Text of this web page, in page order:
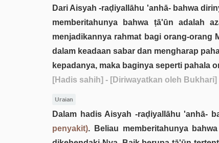
Dari Aisyah -raḍiyallāhu 'anhā- bahwa
memberitahunya bahwa ṭā'ūn adalah
menjadikannya rahmat bagi orang-
dalam keadaan sabar dan mengharap
kepadanya, maka baginya seperti pahala
[Hadis sahih] - [Diriwayatkan oleh Bukhari]
Uraian
Dalam hadis Aisyah -raḍiyallāhu 'anhā-
penyakit). Beliau memberitahunya